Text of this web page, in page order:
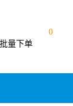
0
批量下单